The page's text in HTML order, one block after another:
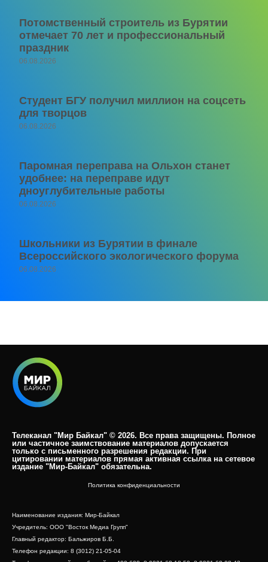
Потомственный строитель из Бурятии
отмечает 70 лет и профессиональный
праздник
06.08.2026
Студент БГУ получил миллион на соцсеть
для творцов
06.08.2026
Паромная переправа на Ольхон станет
удобнее: на переправе идут
дноуглубительные работы
06.08.2026
Школьники из Бурятии в финале
Всероссийского экологического форума
06.08.2026
Телеканал "Мир Байкал" © 2026. Все права защищены. Полное
или частичное заимствование материалов допускается
только с письменного разрешения редакции. При
цитировании материалов прямая активная ссылка на сетевое
издание "Мир-Байкал" обязательна.​
Политика конфиденциальности
Наименование издания: Мир-Байкал
Учредитель: ООО "Восток Медиа Групп"
Главный редактор: Бальжиров Б.Б.
Телефон редакции: 8 (3012) 21-05-04